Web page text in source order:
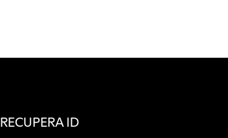
RECUPERA ID